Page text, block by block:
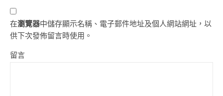
在瀏覽器中儲存顯示名稱、電子郵件地址及個人網站網址，以
供下次發佈留言時使用。
留言